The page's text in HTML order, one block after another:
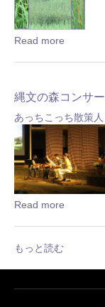
Read more
縄文の森コンサ
あっちこっち散策人
Read more
もっと読む